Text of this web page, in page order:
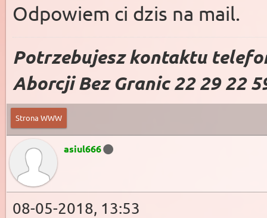
Odpowiem ci dzis na mail.
Potrzebujesz kontaktu
Aborcji Bez Granic 22 29 22
Strona WWW
asiul666
08-05-2018, 13:53